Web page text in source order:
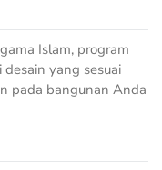
Islam, program
desain yang sesuai
pada bangunan Anda